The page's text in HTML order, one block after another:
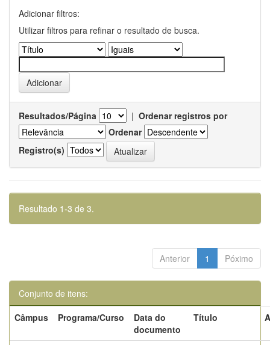
Adicionar filtros:
Utilizar filtros para refinar o resultado de busca.
Resultados/Página | Ordenar registros por
Ordenar
Registro(s)
Resultado 1-3 de 3.
Anterior 1 Póximo
Conjunto de itens:
Câmpus
Programa/Curso
Data do
documento
Título